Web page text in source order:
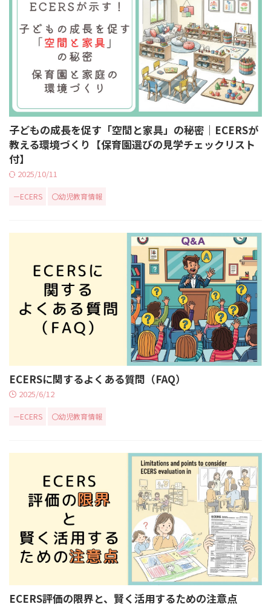
子どもの成長を促す「空間と家具」の秘密｜ECERSが
教える環境づくり【保育園選びの見学チェックリスト
付】
2025/10/11
－ECERS 〇幼児教育情報
ECERSに関するよくある質問（FAQ）
2025/6/12
－ECERS 〇幼児教育情報
ECERS評価の限界と、賢く活用するための注意点